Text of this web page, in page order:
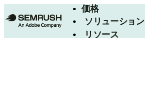
価格
ソリューション
リソース